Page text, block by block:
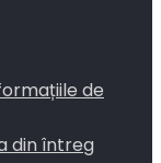
de
din întreg